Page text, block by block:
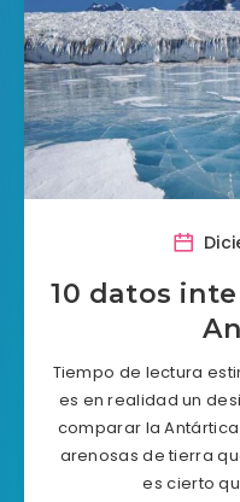
10 datos
Tiempo de lectura
es en realidad un
comparar la
arenosas de tierra
es cierto